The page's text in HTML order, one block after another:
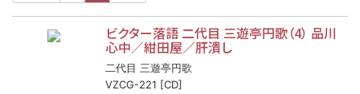
ビクター落語 二代目 三遊亭円歌（4） 品川
心中／紺田屋／肝潰し
二代目 三遊亭円歌
VZCG-221 [CD]